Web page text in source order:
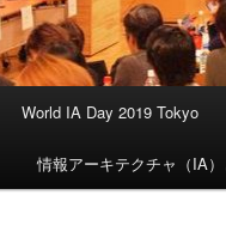
World IA Day 2019 Tokyo
情報アーキテクチャ（IA